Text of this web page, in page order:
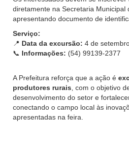
diretamente na Secretaria Municipal
apresentando documento de
Serviço:
📍 Data da excursão: 4 de
📞 Informações: (54) 99139-2377
A Prefeitura reforça que a ação é
produtores rurais , com o objetivo
desenvolvimento do setor e
conectando o campo local às
apresentadas na feira.